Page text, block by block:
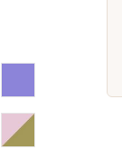
et aubergine
Rose et vert kaki